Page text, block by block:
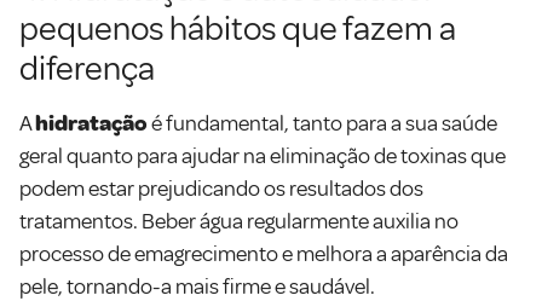
pequenos hábitos que fazem a
diferença
Ahidrataçãoé fundamental, tanto para a sua saúde
geral quanto para ajudar na eliminação de toxinas que
podem estar prejudicando os resultados dos
tratamentos. Beber água regularmente auxilia no
processo de emagrecimento e melhora a aparência da
pele, tornando-a mais firme e saudável.